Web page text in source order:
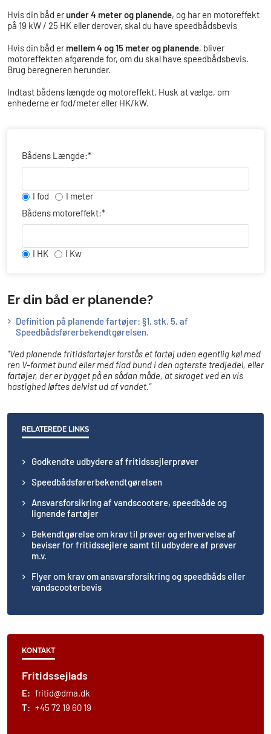
Hvis din båd erunder 4 meter og planende, og har en motoreffekt
på 19 kW / 25 HK eller derover, skal du have speedbådsbevis
Hvis din båd er mellem 4 og 15 meter og planende, bliver
motoreffekten afgørende for, om du skal have speedbådsbevis.
Brug beregneren herunder.
Indtast bådens længde og motoreffekt. Husk at vælge, om
enhederne er fod/meter eller HK/kW.
Bådens Længde:*
I fod
I meter
Bådens motoreffekt:*
I HK I Kw
Er din båd er planende?
Definition på planende fartøjer: §1, stk. 5, af
Speedbådsførerbekendtgørelsen.
"Ved planende fritidsfartøjer forstås et fartøj uden egentlig køl med
ren V-formet bund eller med flad bund i den agterste tredjedel, eller
fartøjer, der er bygget på en sådan måde, at skroget ved en vis
hastighed løftes delvist ud af vandet."
RELATEREDE LINKS
Godkendte udbydere af fritidssejlerprøver
Speedbådsførerbekendtgørelsen​
Ansvarsforsikring af vandscootere, speedbåde og
lignende fartøjer
Bekendtgørelse om krav til prøver og erhvervelse af
beviser for fritidssejlere samt til udbydere af prøver
m.v.
Flyer om krav om ansvarsforsikring og speedbåds eller
vandscooterbevis
KONTAKT
Fritidssejlads
E: fritid@dma.dk
T: +45 72 19 60 19